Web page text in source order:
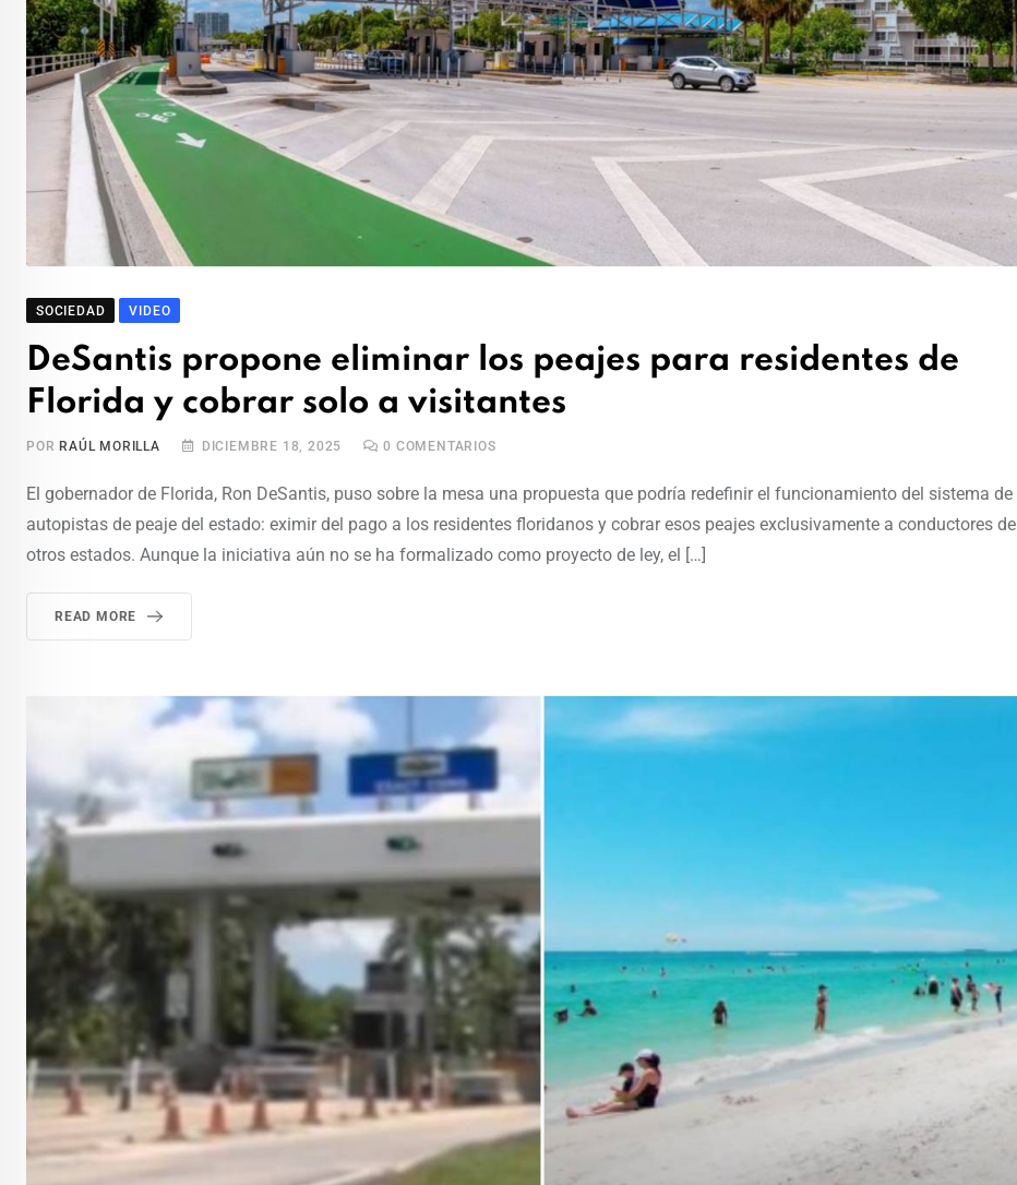
SOCIEDAD VIDEO
DeSantis propone eliminar los peajes para residentes de
Florida y cobrar solo a visitantes
POR RAÚL MORILLA DICIEMBRE 18, 2025 0 COMENTARIOS
El gobernador de Florida, Ron DeSantis, puso sobre la mesa una propuesta que podría redefinir el funcionamiento del sistema de
autopistas de peaje del estado: eximir del pago a los residentes floridanos y cobrar esos peajes exclusivamente a conductores de
otros estados. Aunque la iniciativa aún no se ha formalizado como proyecto de ley, el […]
READ MORE